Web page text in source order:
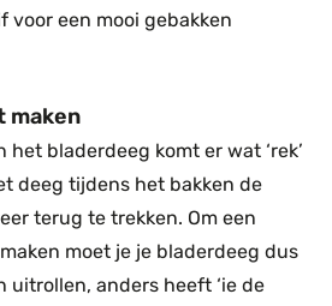
voor een mooi gebakken
maken
bladerdeeg komt er wat ‘rek’
deeg tijdens het bakken de
terug te trekken. Om een
moet je je bladerdeeg dus
uitrollen, anders heeft ‘ie de